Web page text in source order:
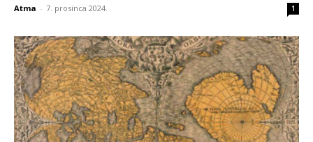
Atma - 7. prosinca 2024. 1